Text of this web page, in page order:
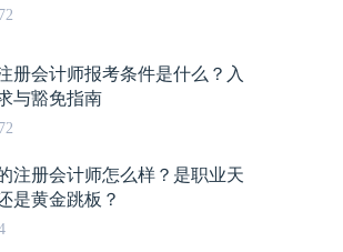
册会计师报考条件是什么？入
与豁免指南
注册会计师怎么样？是职业天
是黄金跳板？